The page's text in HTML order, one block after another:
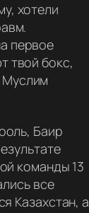
хотели
первое
твой бокс,
Муслим
Баир
команды 13
все
Казахстан, а